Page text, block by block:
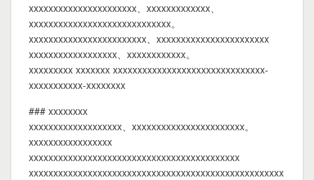
xxxxxxxxxxxxxxxxxxxxxx、xxxxxxxxxxxxx、
xxxxxxxxxxxxxxxxxxxxxxxxxxxxx。
xxxxxxxxxxxxxxxxxxxxxxxx、xxxxxxxxxxxxxxxxxxxxxxx
xxxxxxxxxxxxxxxxxx、xxxxxxxxxxxx。
xxxxxxxxx xxxxxxx xxxxxxxxxxxxxxxxxxxxxxxxxxxxxxx-
xxxxxxxxxxx-xxxxxxxx
### xxxxxxxx
xxxxxxxxxxxxxxxxxxx、xxxxxxxxxxxxxxxxxxxxxxx。
xxxxxxxxxxxxxxxxx
xxxxxxxxxxxxxxxxxxxxxxxxxxxxxxxxxxxxxxxxxxx
xxxxxxxxxxxxxxxxxxxxxxxxxxxxxxxxxxxxxxxxxxxxxxxxxxxx